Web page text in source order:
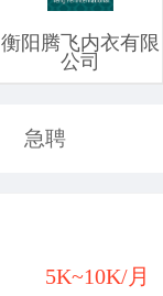
衡阳腾飞内衣有限
公司
急聘
5K~10K/月